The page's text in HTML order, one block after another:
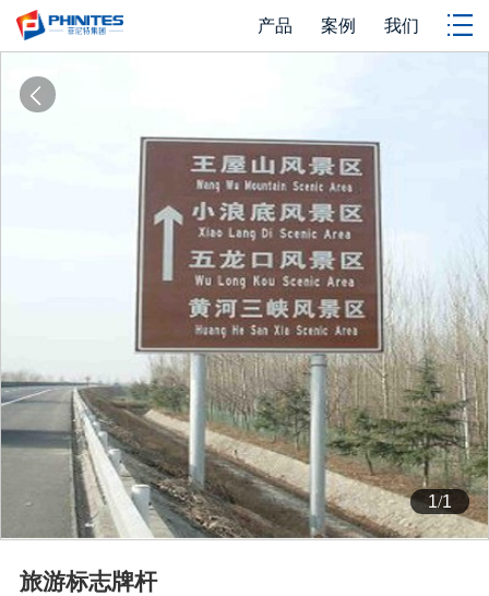
产品 案例 我们
1/1
旅游标志牌杆